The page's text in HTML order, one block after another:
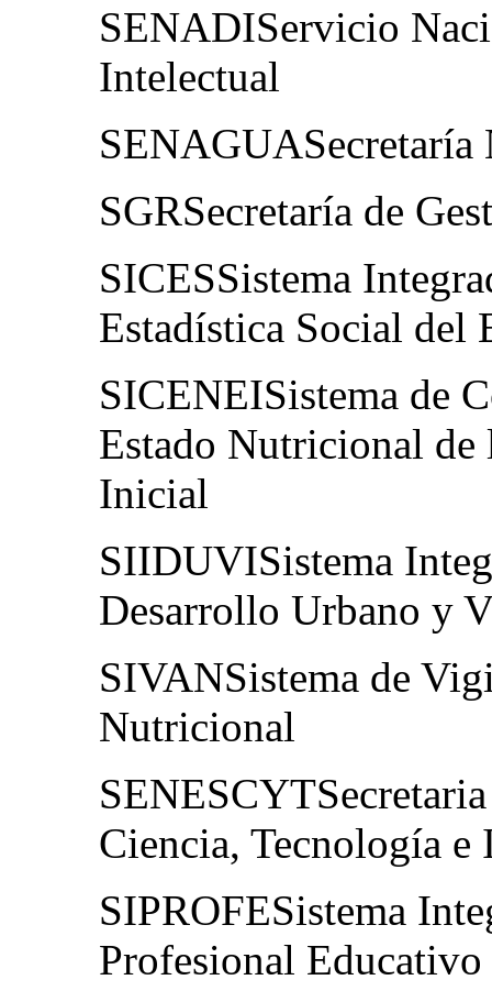
SENADIServicio
Intelectual
SENAGUASecretaría
SGRSecretaría de
SICESSistema
Estadística Social del
SICENEISistema de
Estado Nutricional de
Inicial
SIIDUVISistema
Desarrollo Urbano y
SIVANSistema de
Nutricional
Ciencia, Tecnología e
SIPROFESistema
Profesional Educativo